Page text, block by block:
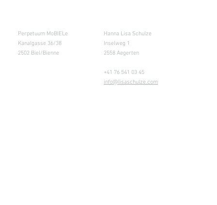
Perpetuum MoBIELe
Kanalgasse 36/38
2502 Biel/Bienne
Hanna Lisa Schulze
Inselweg 1
2558 Aegerten
+41 76 541 03 45
info@lisaschulze.com